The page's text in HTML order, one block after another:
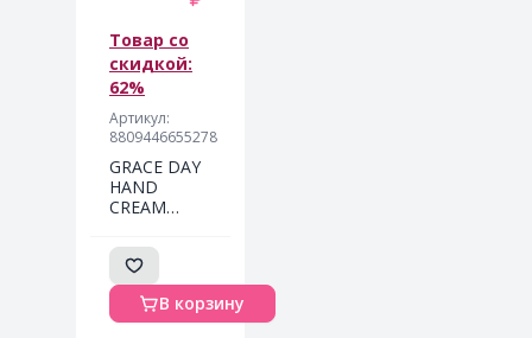
Товар со
скидкой:
62%
Артикул:
8809446655278
GRACE DAY
HAND
CREAM
для рук с
экстрактом
алоэ 100мл
В корзину